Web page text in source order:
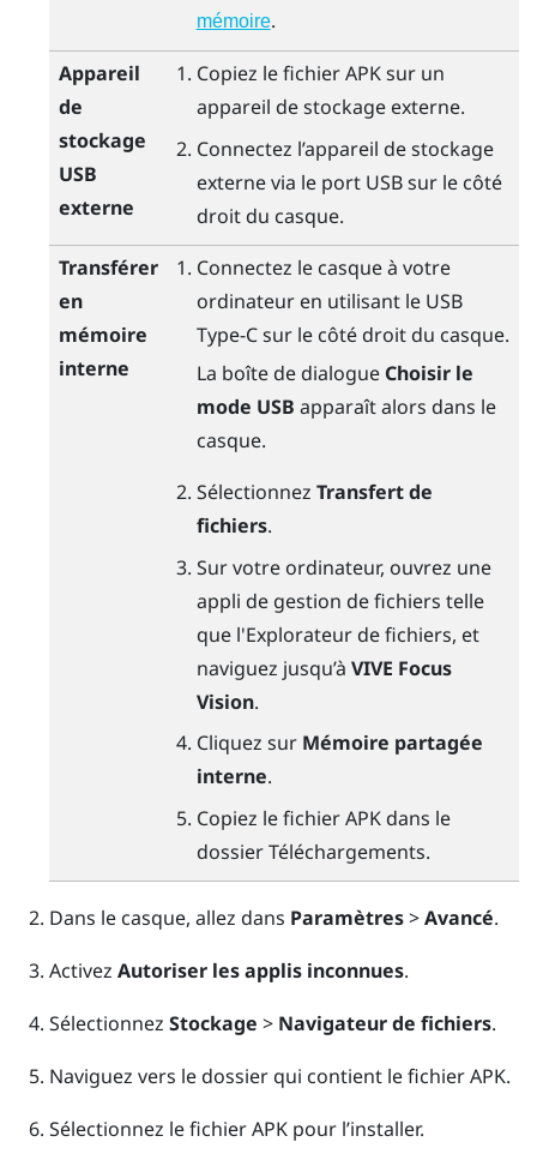
mémoire.
Appareil
de
stockage
USB
externe
Copiez le fichier APK sur un
appareil de stockage externe.
Connectez l’appareil de stockage
externe via le port USB sur le côté
droit du casque.
Transférer
en
mémoire
interne
Connectez le casque à votre
ordinateur en utilisant le USB
Type-Csur le côté droit du casque.
La boîte de dialogue Choisir le
mode USB apparaît alors dans le
casque.
Sélectionnez Transfert de
fichiers.
Sur votre ordinateur, ouvrez une
appli de gestion de fichiers telle
que l'Explorateur de fichiers, et
naviguez jusqu’à VIVE Focus
Vision.
Cliquez sur Mémoire partagée
interne.
Copiez le fichier APK dans le
dossierTéléchargements.
Dans le casque, allez dans Paramètres>Avancé.
Activez Autoriser les applis inconnues.
Sélectionnez Stockage > Navigateur de fichiers.
Naviguez vers le dossier qui contient le fichier APK.
Sélectionnez le fichier APK pour l’installer.